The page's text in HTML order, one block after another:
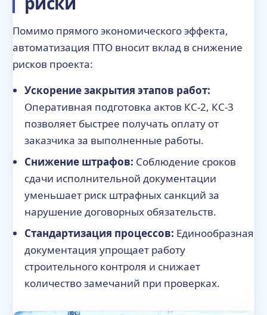
Помимо прямого экономического эффекта,
автоматизация ПТО вносит вклад в снижение
рисков проекта:
Ускорение закрытия этапов работ:
Оперативная подготовка актов КС-2, КС-3
позволяет быстрее получать оплату от
заказчика за выполненные работы.
Снижение штрафов: Соблюдение сроков
сдачи исполнительной документации
уменьшает риск штрафных санкций за
нарушение договорных обязательств.
Стандартизация процессов: Единообразная
документация упрощает работу
строительного контроля и снижает
количество замечаний при проверках.